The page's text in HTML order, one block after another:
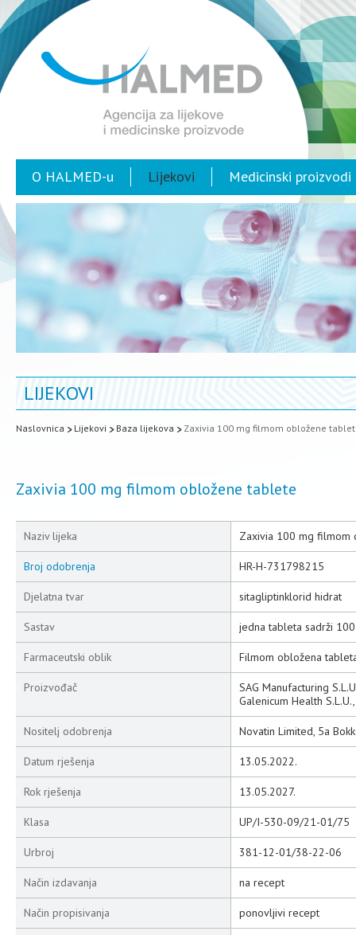
O HALMED-u Lijekovi Medicinski proizvodi
LIJEKOVI
Naslovnica Lijekovi Baza lijekova Zaxivia 100 mg filmom obložene
Zaxivia 100 mg filmom obložene tablete
Naziv lijeka Zaxivia 100 mg filmom
Broj odobrenja HR-H-731798215
Djelatna tvar sitagliptinklorid hidrat
Sastav jedna tableta sadrži
Farmaceutski oblik Filmom obložena
Proizvođač
SAG Manufacturing
Galenicum Health
Nositelj odobrenja Novatin Limited, 5a
Datum rješenja 13.05.2022.
Rok rješenja 13.05.2027.
Klasa UP/I-530-09/21-01/75
Urbroj 381-12-01/38-22-06
Način izdavanja na recept
Način propisivanja ponovljivi recept